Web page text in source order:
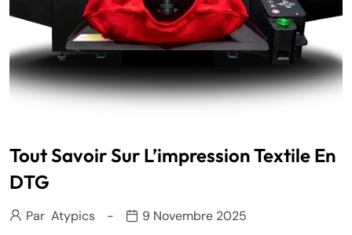
Tout Savoir Sur L’impression Textile En
DTG
Par Atypics 9 Novembre 2025